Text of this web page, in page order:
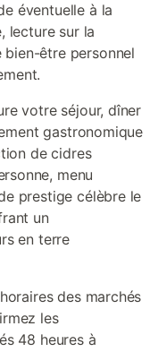
éventuelle à la
lecture sur la
être personnel
votre séjour, dîner
gastronomique
de cidres
menu
prestige célèbre le
un
en terre
des marchés
les
48 heures à